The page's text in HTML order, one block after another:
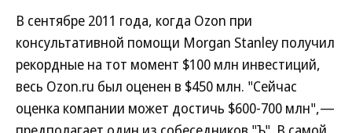
В сентябре 2011 года, когда Ozon при
консультативной помощи Morgan Stanley получил
рекордные на тот момент $100 млн инвестиций,
весь Ozon.ru был оценен в $450 млн. "Сейчас
оценка компании может достичь $600-700 млн",—